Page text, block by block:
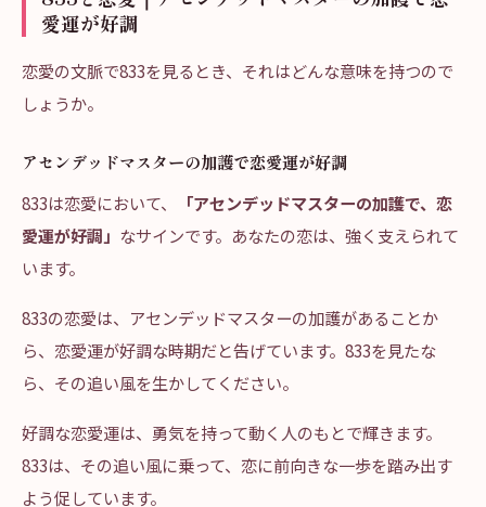
愛運が好調
恋愛の文脈で833を見るとき、それはどんな意味を持つので
しょうか。
アセンデッドマスターの加護で恋愛運が好調
833は恋愛において、
「アセンデッドマスターの加護で、恋
愛運が好調」 なサインです。あなたの恋は、強く支えられて
います。
833の恋愛は、アセンデッドマスターの加護があることか
ら、恋愛運が好調な時期だと告げています。833を見たな
ら、その追い風を生かしてください。
好調な恋愛運は、勇気を持って動く人のもとで輝きます。
833は、その追い風に乗って、恋に前向きな一歩を踏み出す
よう促しています。